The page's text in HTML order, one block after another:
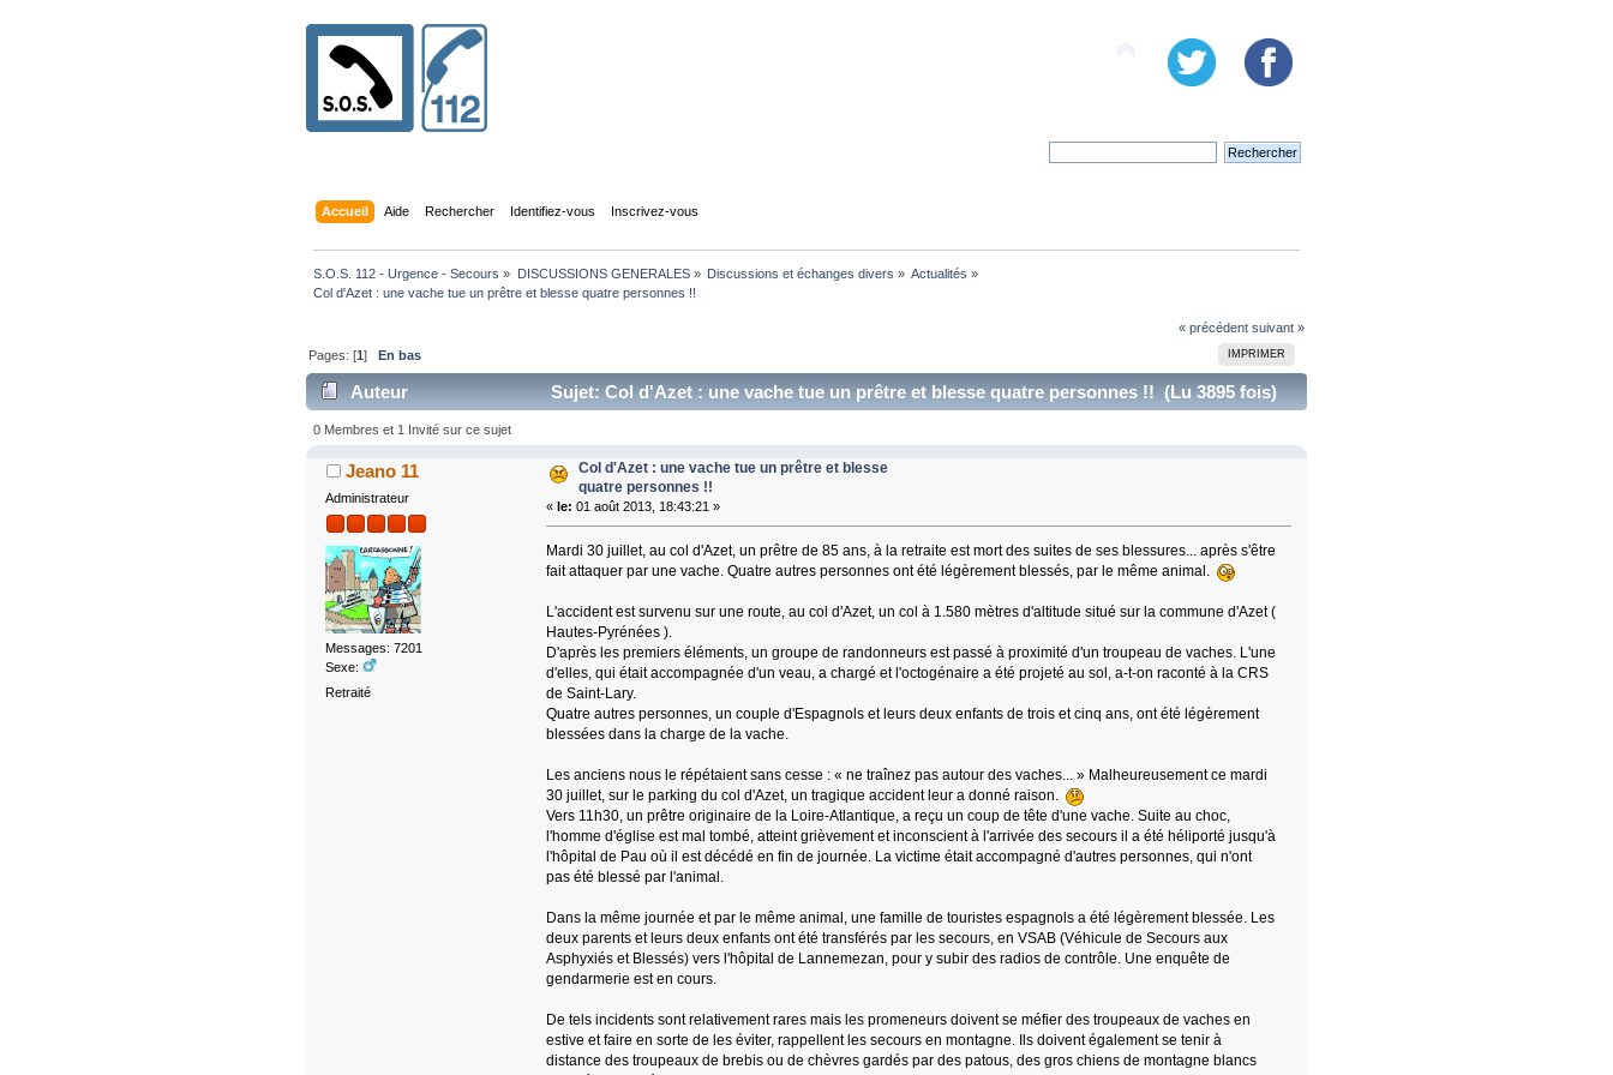
Accueil Aide Rechercher Identifiez-vous Inscrivez-vous
S.O.S. 112 - Urgence - Secours » DISCUSSIONS GENERALES» Discussions et échanges divers » Actualités »
Col d'Azet : une vache tue un prêtre et blesse quatre personnes !!
« précédent suivant »
IMPRIMER
Pages: [1]En bas
Auteur Sujet: Col d'Azet : une vache tue un prêtre et blesse quatre personnes !! (Lu 3895 fois)
0 Membres et 1 Invité sur ce sujet
Jeano 11
Administrateur
Messages: 7201
Sexe:
Retraité
Col d'Azet : une vache tue un prêtre et blesse
quatre personnes !!
« le: 01 août 2013, 18:43:21 »
Mardi 30 juillet, au col d'Azet, un prêtre de 85 ans, à la retraite est mort des suites de ses blessures... après s'être
fait attaquer par une vache. Quatre autres personnes ont été légèrement blessés, par le même animal.
L'accident est survenu sur une route, au col d'Azet, un col à 1.580 mètres d'altitude situé sur la commune d'Azet (
Hautes-Pyrénées ).
D'après les premiers éléments, un groupe de randonneurs est passé à proximité d'un troupeau de vaches. L'une
d'elles, qui était accompagnée d'un veau, a chargé et l'octogénaire a été projeté au sol, a-t-on raconté à la CRS
de Saint-Lary.
Quatre autres personnes, un couple d'Espagnols et leurs deux enfants de trois et cinq ans, ont été légèrement
blessées dans la charge de la vache.
Les anciens nous le répétaient sans cesse : « ne traînez pas autour des vaches... » Malheureusement ce mardi
30 juillet, sur le parking du col d'Azet, un tragique accident leur a donné raison.
Vers 11h30, un prêtre originaire de la Loire-Atlantique, a reçu un coup de tête d'une vache. Suite au choc,
l'homme d'église est mal tombé, atteint grièvement et inconscient à l'arrivée des secours il a été héliporté jusqu'à
l'hôpital de Pau où il est décédé en fin de journée. La victime était accompagné d'autres personnes, qui n'ont
pas été blessé par l'animal.
Dans la même journée et par le même animal, une famille de touristes espagnols a été légèrement blessée. Les
deux parents et leurs deux enfants ont été transférés par les secours, en VSAB (Véhicule de Secours aux
Asphyxiés et Blessés) vers l'hôpital de Lannemezan, pour y subir des radios de contrôle. Une enquête de
gendarmerie est en cours.
De tels incidents sont relativement rares mais les promeneurs doivent se méfier des troupeaux de vaches en
estive et faire en sorte de les éviter, rappellent les secours en montagne. Ils doivent également se tenir à
distance des troupeaux de brebis ou de chèvres gardés par des patous, des gros chiens de montagne blancs